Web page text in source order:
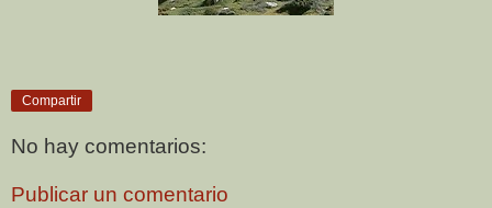
Compartir
No hay comentarios:
Publicar un comentario